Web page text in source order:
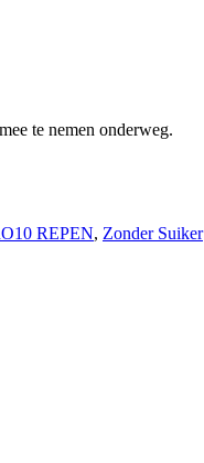
te nemen onderweg.
REPEN, Zonder Suiker